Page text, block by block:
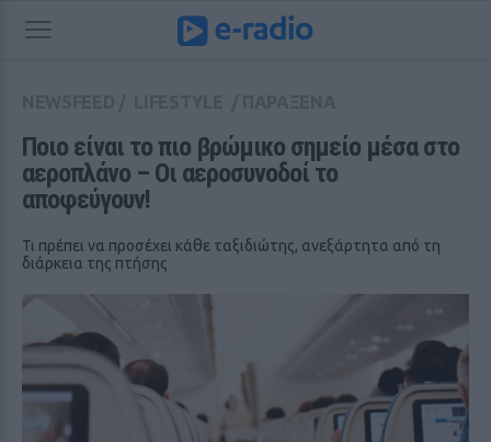
Ποιο είναι το πιο βρώμικο σημείο μέσα στο
αεροπλάνο – Οι αεροσυνοδοί το
αποφεύγουν!
Τι πρέπει να προσέχει κάθε ταξιδιώτης, ανεξάρτητα από τη
διάρκεια της πτήσης